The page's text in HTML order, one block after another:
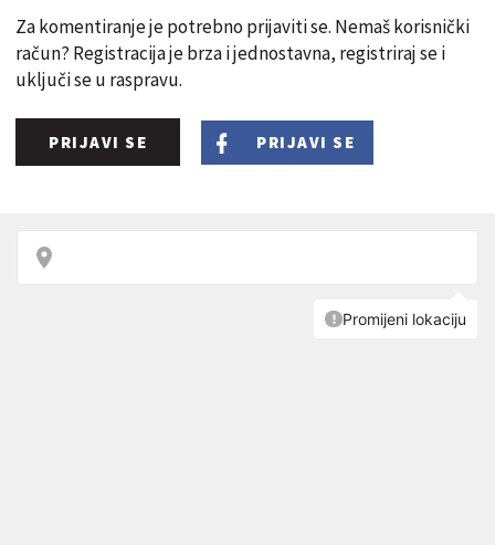
Za komentiranje je potrebno prijaviti se. Nemaš korisnički
račun? Registracija je brza i jednostavna, registriraj se i
uključi se u raspravu.
PRIJAVI SE PRIJAVI SE